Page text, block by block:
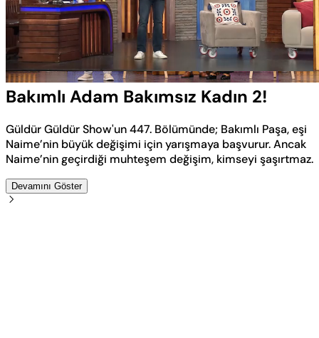
Sesi
Aç
Yüklendi
4.54%
Oynatma
Hızı
Bakımlı Adam Bakımsız Kadın 2!
Güldür Güldür Show'un 447. Bölümünde; Bakımlı Paşa, eşi
Naime’nin büyük değişimi için yarışmaya başvurur. Ancak
Naime’nin geçirdiği muhteşem değişim, kimseyi şaşırtmaz.
Devamını Göster